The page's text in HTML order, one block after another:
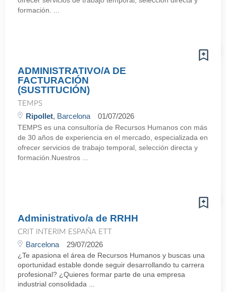
formación. ...
ADMINISTRATIVO/A DE
FACTURACIÓN
(SUSTITUCIÓN)
TEMPS
Ripollet, Barcelona 01/07/2026
TEMPS es una consultoría de Recursos Humanos con más
de 30 años de experiencia en el mercado, especializada en
ofrecer servicios de trabajo temporal, selección directa y
formación.Nuestros ...
Administrativo/a de RRHH
CRIT INTERIM ESPAÑA ETT
Barcelona 29/07/2026
¿Te apasiona el área de Recursos Humanos y buscas una
oportunidad estable donde seguir desarrollando tu carrera
profesional? ¿Quieres formar parte de una empresa
industrial consolidada ...